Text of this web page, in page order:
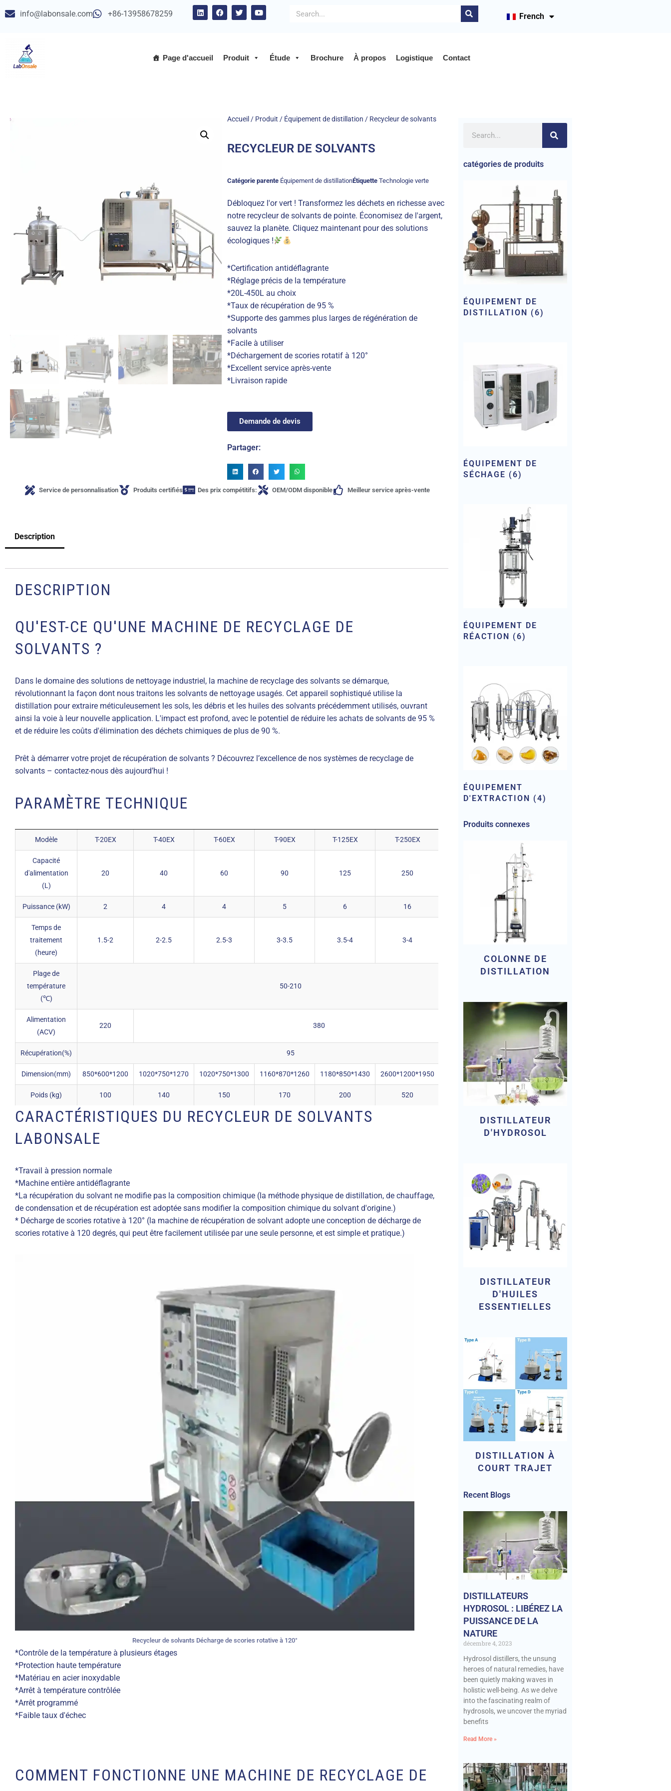
contenu
info@labonsale.com +86-13958678259 French
Page d'accueil Produit Étude Brochure À propos Logistique Contact
Accueil / Produit / Équipement de distillation / Recycleur de solvants
RECYCLEUR DE SOLVANTS
Catégorie parente Équipement de distillationÉtiquette Technologie verte
Débloquez l'or vert ! Transformez les déchets en richesse avec
notre recycleur de solvants de pointe. Économisez de l'argent,
sauvez la planète. Cliquez maintenant pour des solutions
écologiques !
*Certification antidéflagrante
*Réglage précis de la température
*20L-450L au choix
*Taux de récupération de 95 %
*Supporte des gammes plus larges de régénération de
solvants
*Facile à utiliser
*Déchargement de scories rotatif à 120°
*Excellent service après-vente
*Livraison rapide
Demande de devis
Partager:
Service de personnalisation Produits certifiés Des prix compétitifs: OEM/ODM disponible Meilleur service après-vente
Description
DESCRIPTION
QU'EST-CE QU'UNE MACHINE DE RECYCLAGE DE
SOLVANTS ?
Dans le domaine des solutions de nettoyage industriel, la machine de recyclage des solvants se démarque,
révolutionnant la façon dont nous traitons les solvants de nettoyage usagés. Cet appareil sophistiqué utilise la
distillation pour extraire méticuleusement les sols, les débris et les huiles des solvants précédemment utilisés, ouvrant
ainsi la voie à leur nouvelle application. L'impact est profond, avec le potentiel de réduire les achats de solvants de 95 %
et de réduire les coûts d'élimination des déchets chimiques de plus de 90 %.
Prêt à démarrer votre projet de récupération de solvants ? Découvrez l’excellence de nos systèmes de recyclage de
solvants – contactez-nous dès aujourd’hui !
PARAMÈTRE TECHNIQUE
Modèle T-20EX T-40EX T-60EX T-90EX T-125EX T-250EX
Capacité
d'alimentation
(L)
20 40 60 90 125 250
Puissance (kW) 2 4 4 5 6 16
Temps de
traitement
(heure)
1.5-2 2-2.5 2.5-3 3-3.5 3.5-4 3-4
Plage de
température
(℃)
50-210
Alimentation
(ACV)
220 380
Récupération(%) 95
Dimension(mm) 850*600*1200 1020*750*1270 1020*750*1300 1160*870*1260 1180*850*1430 2600*1200*1950 3380*1470*2950
Poids (kg) 100 140 150 170 200 520
CARACTÉRISTIQUES DU RECYCLEUR DE SOLVANTS
LABONSALE
*Travail à pression normale
*Machine entière antidéflagrante
*La récupération du solvant ne modifie pas la composition chimique (la méthode physique de distillation, de chauffage,
de condensation et de récupération est adoptée sans modifier la composition chimique du solvant d'origine.)
* Décharge de scories rotative à 120° (la machine de récupération de solvant adopte une conception de décharge de
scories rotative à 120 degrés, qui peut être facilement utilisée par une seule personne, et est simple et pratique.)
Recycleur de solvants Décharge de scories rotative à 120°
*Contrôle de la température à plusieurs étages
*Protection haute température
*Matériau en acier inoxydable
*Arrêt à température contrôlée
*Arrêt programmé
*Faible taux d'échec
COMMENT FONCTIONNE UNE MACHINE DE RECYCLAGE DE
catégories de produits
ÉQUIPEMENT DE
DISTILLATION (6)
ÉQUIPEMENT DE
SÉCHAGE (6)
ÉQUIPEMENT DE
RÉACTION (6)
ÉQUIPEMENT
D'EXTRACTION (4)
Produits connexes
COLONNE DE
DISTILLATION
DISTILLATEUR
D'HYDROSOL
DISTILLATEUR
D'HUILES
ESSENTIELLES
DISTILLATION À
COURT TRAJET
Recent Blogs
DISTILLATEURS
HYDROSOL : LIBÉREZ LA
PUISSANCE DE LA
NATURE
décembre 4, 2023
Hydrosol distillers, the unsung
heroes of natural remedies, have
been quietly making waves in
holistic well-being. As we delve
into the fascinating realm of
hydrosols, we uncover the myriad
benefits
Read More »